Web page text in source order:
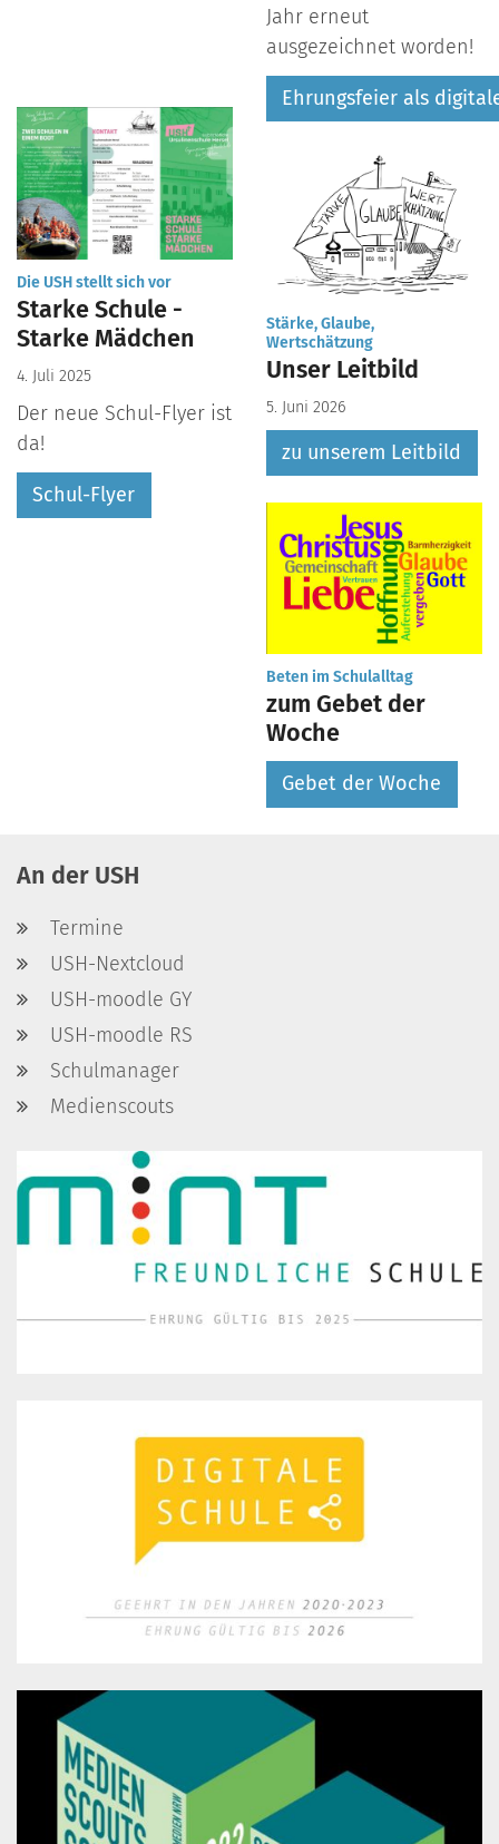
Die USH stellt sich vor:
Starke Schule -
Starke Mädchen
4. Juli 2025
Der neue Schul-Flyer ist
da!
Schul-Flyer
Jahr erneut
ausgezeichnet worden!
Ehrungsfeier als
Stärke, Glaube,
Wertschätzung:
Unser Leitbild
5. Juni 2026
zu unserem Leitbild
Beten im Schulalltag:
zum Gebet der
Woche
Gebet der Woche
An der USH
Termine
USH-Nextcloud
USH-moodle GY
USH-moodle RS
Schulmanager
Medienscouts